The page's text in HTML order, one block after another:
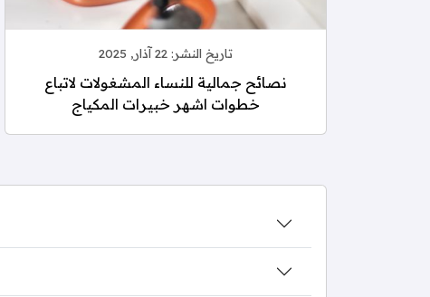
تاريخ النشر: 22 آذار, 2025
نصائح جمالية للنساء المشغولات لاتباع
خطوات اشهر خبيرات المكياج